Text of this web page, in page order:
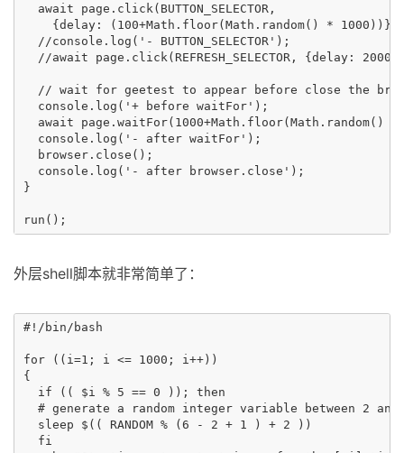
  await page.click(BUTTON_SELECTOR,
{delay: (100+Math.floor(Math.random() *
  //console.log('- BUTTON_SELECTOR');
//await page.click(REFRESH_SELECTOR, {delay:
// wait for geetest to appear before close the
  console.log('+ before waitFor');
await page.waitFor(1000+Math.floor(Math.random() *
  console.log('- after waitFor');
  browser.close();
  console.log('- after browser.close');
}
外层shell脚本就非常简单了：
#!/bin/bash
for ((i=1; i <= 1000; i++))
{
  if (( $i % 5 == 0 )); then
# generate a random integer variable between 2 and
  sleep $(( RANDOM % (6 - 2 + 1 ) + 2 ))
  fi